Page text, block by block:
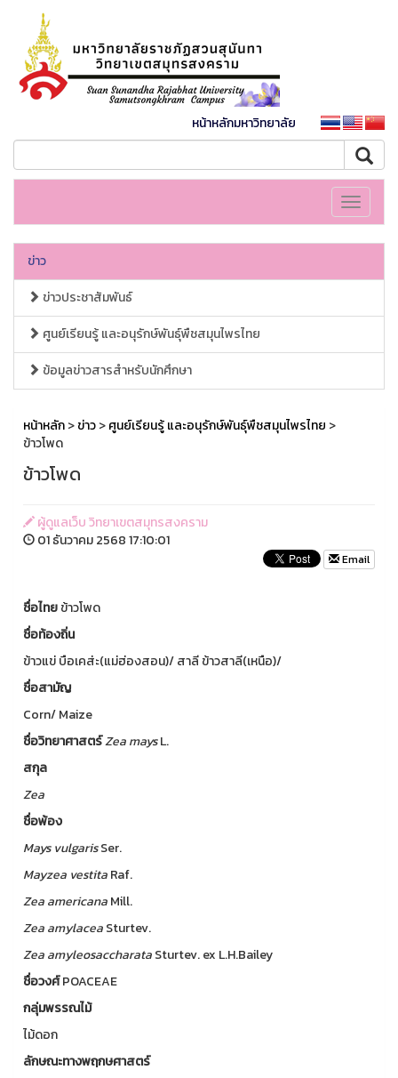
หน้าหลักมหาวิทยาลัย
Toggle
ข่าว
ข่าวประชาสัมพันธ์
ศูนย์เรียนรู้ และอนุรักษ์พันธุ์พืชสมุนไพรไทย
ข้อมูลข่าวสารสำหรับนักศึกษา
หน้าหลัก>ข่าว>ศูนย์เรียนรู้ และอนุรักษ์พันธุ์พืชสมุนไพรไทย >
ข้าวโพด
ข้าวโพด
ผู้ดูแลเว็บ วิทยาเขตสมุทรสงคราม
01 ธันวาคม 2568 17:10:01
Email
ชื่อไทยข้าวโพด
ชื่อท้องถิ่น
ข้าวแข่ บือเคส่ะ(แม่ฮ่องสอน)/ สาลี ข้าวสาลี(เหนือ)/
ชื่อสามัญ
Corn/ Maize
ชื่อวิทยาศาสตร์ZeamaysL.
สกุล
Zea
ชื่อพ้อง
Mays vulgarisSer.
Mayzea vestitaRaf.
ZeaamericanaMill.
ZeaamylaceaSturtev.
ZeaamyleosaccharataSturtev. ex L.H.Bailey
ชื่อวงศ์POACEAE
กลุ่มพรรณไม้
ไม้ดอก
ลักษณะทางพฤกษศาสตร์